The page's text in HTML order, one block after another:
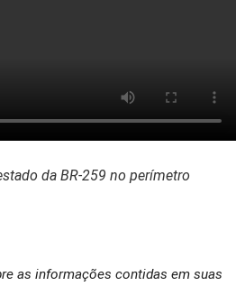
da BR-259 no perímetro
as informações contidas em suas